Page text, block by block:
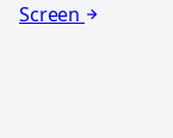
Screen